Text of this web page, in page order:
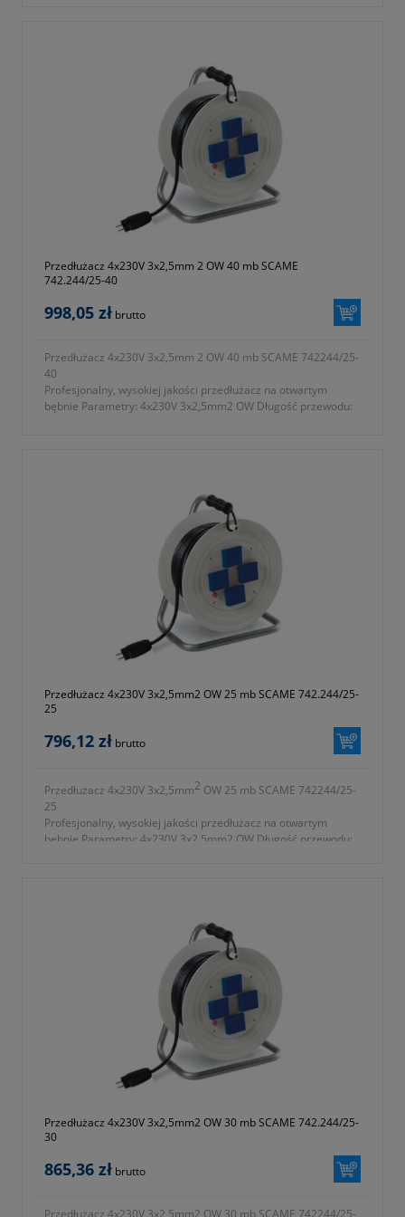
Przedłużacz 4x230V 3x2,5mm 2 OW 40 mb SCAME
742.244/25-40
998,05 zł brutto
Przedłużacz 4x230V 3x2,5mm 2 OW 40 mb SCAME 742244/25-
40
Profesjonalny, wysokiej jakości przedłużacz na otwartym
bębnie Parametry: 4x230V 3x2,5mm2 OW Długość przewodu:
Przedłużacz 4x230V 3x2,5mm2 OW 25 mb SCAME 742.244/25-
25
796,12 zł brutto
Przedłużacz 4x230V 3x2,5mm2 OW 25 mb SCAME 742244/25-
25
Profesjonalny, wysokiej jakości przedłużacz na otwartym
bębnie Parametry: 4x230V 3x2,5mm2 OW Długość przewodu:
Przedłużacz 4x230V 3x2,5mm2 OW 30 mb SCAME 742.244/25-
30
865,36 zł brutto